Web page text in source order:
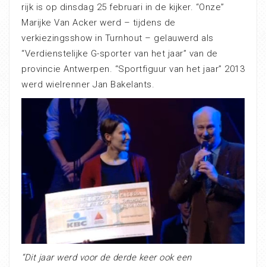
rijk is op dinsdag 25 februari in de kijker. “Onze”
Marijke Van Acker werd – tijdens de
verkiezingsshow in Turnhout – gelauwerd als
“Verdienstelijke G-sporter van het jaar” van de
provincie Antwerpen. “Sportfiguur van het jaar” 2013
werd wielrenner Jan Bakelants.
“Dit jaar werd voor de derde keer ook een